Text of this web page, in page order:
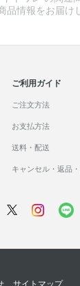
品情報をお届け
ご利用ガイド
ご注文方法
お支払方法
送料・配送
キャンセル・返品
サイトマップ